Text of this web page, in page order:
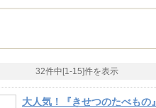
32件中[1-15]件を表示
大人気！『きせつのたべもの